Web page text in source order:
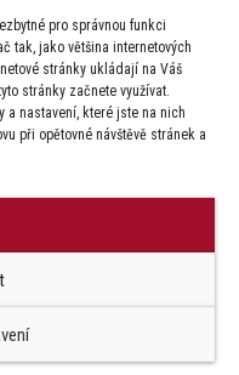
pro správnou funkci
tak, jako většina internetových
stránky ukládají na Váš
stránky začnete využívat.
a nastavení, které jste na nich
při opětovné návštěvě stránek a
autoři.